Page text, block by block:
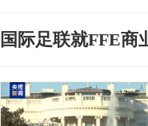
国际足联就FFE商